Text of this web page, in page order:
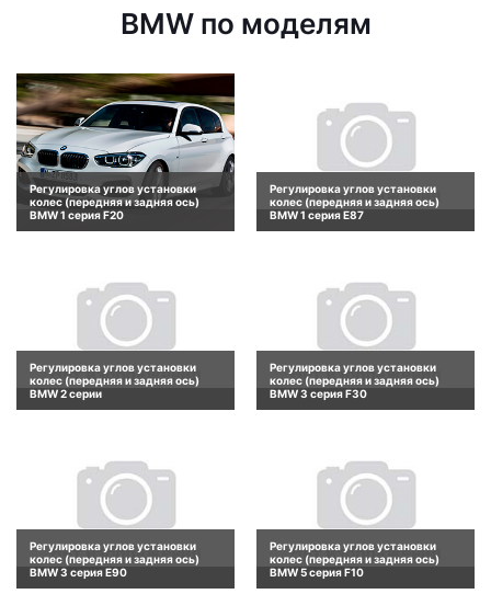
BMW по моделям
Регулировка углов установки
колес (передняя и задняя ось)
BMW 1 серия F20
Регулировка углов установки
колес (передняя и задняя ось)
BMW 1 серия E87
Регулировка углов установки
колес (передняя и задняя ось)
BMW 2 серии
Регулировка углов установки
колес (передняя и задняя ось)
BMW 3 серия F30
Регулировка углов установки
колес (передняя и задняя ось)
BMW 3 серия E90
Регулировка углов установки
колес (передняя и задняя ось)
BMW 5 серия F10